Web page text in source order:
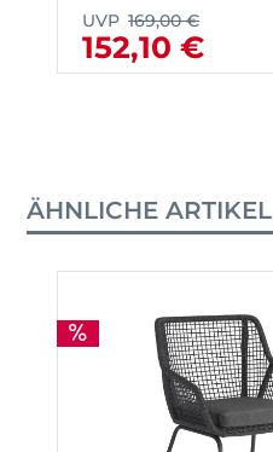
UVP 169,00 €
152,10 €
ÄHNLICHE ARTIKEL